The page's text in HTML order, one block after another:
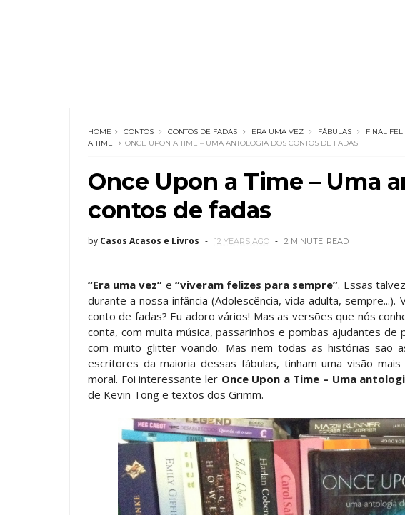
HOME CONTOS CONTOS DE FADAS ERA UMA VEZ FÁBULAS FINAL
A TIME
ONCE UPON A TIME – UMA ANTOLOGIA DOS CONTOS DE FADAS
Once Upon a Time – Uma
contos de fadas
by Casos Acasos e Livros 12 YEARS AGO 2 MINUTE READ
“Era uma vez” e “viveram felizes para sempre”. Essas
durante a nossa infância (Adolescência, vida adulta,
conto de fadas? Eu adoro vários! Mas as versões que nós
conta, com muita música, passarinhos e pombas ajudantes de
com muito glitter voando. Mas nem todas as histórias são
escritores da maioria dessas fábulas, tinham uma visão
moral. Foi interessante ler Once Upon a Time – Uma
de Kevin Tong e textos dos Grimm.